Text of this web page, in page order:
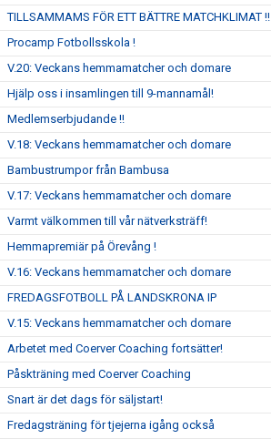
TILLSAMMAMS FÖR ETT BÄTTRE MATCHKLIMAT !!
Procamp Fotbollsskola !
V.20: Veckans hemmamatcher och domare
Hjälp oss i insamlingen till 9-mannamål!
Medlemserbjudande !!
V.18: Veckans hemmamatcher och domare
Bambustrumpor från Bambusa
V.17: Veckans hemmamatcher och domare
Varmt välkommen till vår nätverksträff!
Hemmapremiär på Örevång !
V.16: Veckans hemmamatcher och domare
FREDAGSFOTBOLL PÅ LANDSKRONA IP
V.15: Veckans hemmamatcher och domare
Arbetet med Coerver Coaching fortsätter!
Påskträning med Coerver Coaching
Snart är det dags för säljstart!
Fredagsträning för tjejerna igång också